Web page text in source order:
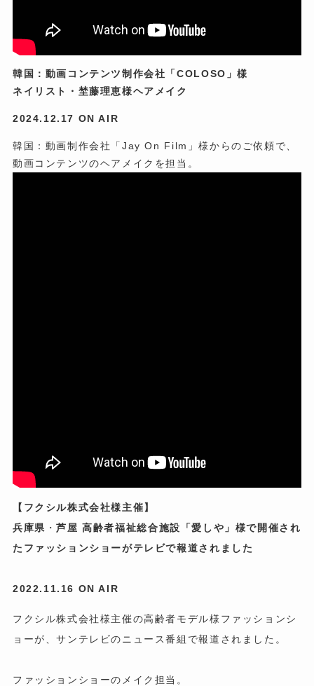
韓国：動画コンテンツ制作会社「COLOSO」様
ネイリスト・埜藤理恵様ヘアメイク
2024.12.17 ON AIR
韓国：動画制作会社「Jay On Film」様からのご依頼で、
動画コンテンツのヘアメイクを担当。
【フクシル株式会社様主催】
兵庫県 ・芦屋 高齢者福祉総合施設「愛しや」様で開催され
たファッションショーがテレビで報道されました
2022.11.16 ON AIR
フクシル株式会社様主催の高齢者モデル様ファッションシ
ョーが、サンテレビのニュース番組で報道されました。
ファッションショーのメイク担当。